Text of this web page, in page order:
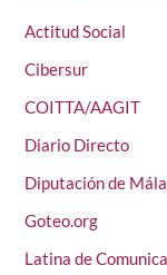
Actitud Social
Cibersur
COITTA/AAGIT
Diario Directo
Diputación de
Goteo.org
Latina de